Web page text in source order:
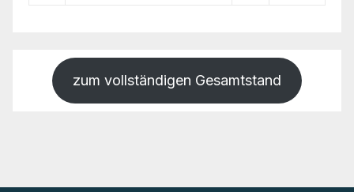
zum vollständigen Gesamtstand